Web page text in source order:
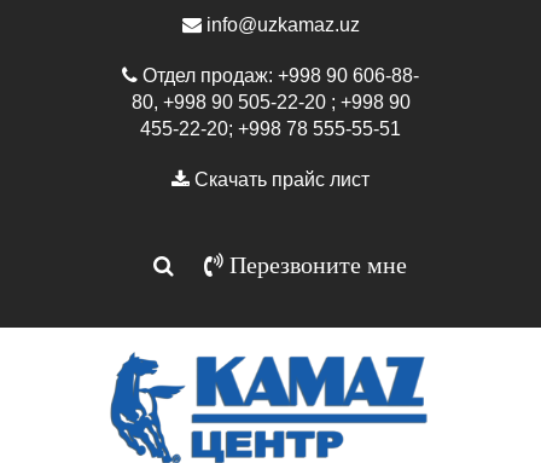
info@uzkamaz.uz
Отдел продаж: +998 90 606-88-
80, +998 90 505-22-20 ; +998 90
455-22-20; +998 78 555-55-51
Скачать прайс лист
Перезвоните мне